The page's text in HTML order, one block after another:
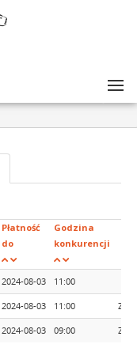
Płatność
do
Godzina
konkurencji
2024-08-03 11:00
2024-08-03 11:00
2024-08-03 09:00